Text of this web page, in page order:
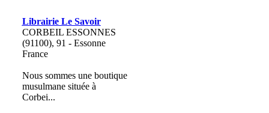
Librairie Le Savoir
CORBEIL ESSONNES
(91100), 91 - Essonne
France
Nous sommes une boutique
musulmane située à
Corbei...